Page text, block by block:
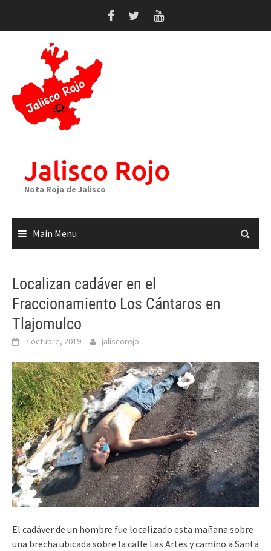
Jalisco Rojo
Nota Roja de Jalisco
Main Menu
Localizan cadáver en el
Fraccionamiento Los Cántaros en
Tlajomulco
7 octubre, 2019 jaliscorojo
El cadáver de un hombre fue localizado esta mañana sobre
una brecha ubicada sobre la calle Las Artes y camino a Santa